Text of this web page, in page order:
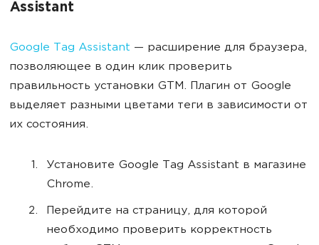
Assistant
Google Tag Assistant — расширение для браузера,
позволяющее в один клик проверить
правильность установки GTM. Плагин от Google
выделяет разными цветами теги в зависимости от
их состояния.
Установите Google Tag Assistant в магазине
Chrome.
Перейдите на страницу, для которой
необходимо проверить корректность